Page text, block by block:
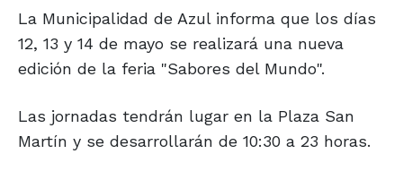
La Municipalidad de Azul informa que los días
12, 13 y 14 de mayo se realizará una nueva
edición de la feria "Sabores del Mundo".
Las jornadas tendrán lugar en la Plaza San
Martín y se desarrollarán de 10:30 a 23 horas.